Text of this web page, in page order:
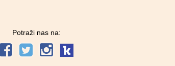
Potraži nas na: